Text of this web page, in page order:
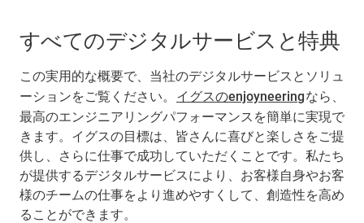
すべてのデジタルサービスと特典
この実用的な概要で、当社のデジタルサービスとソリュ
ーションをご覧ください。
イグスのenjoyneeringなら、
最高のエンジニアリングパフォーマンスを簡単に実現で
きます。イグスの目標は、皆さんに喜びと楽しさをご提
供し、さらに仕事で成功していただくことです。私たち
が提供するデジタルサービスにより、お客様自身やお客
様のチームの仕事をより進めやすくして、創造性を高め
ることができます。